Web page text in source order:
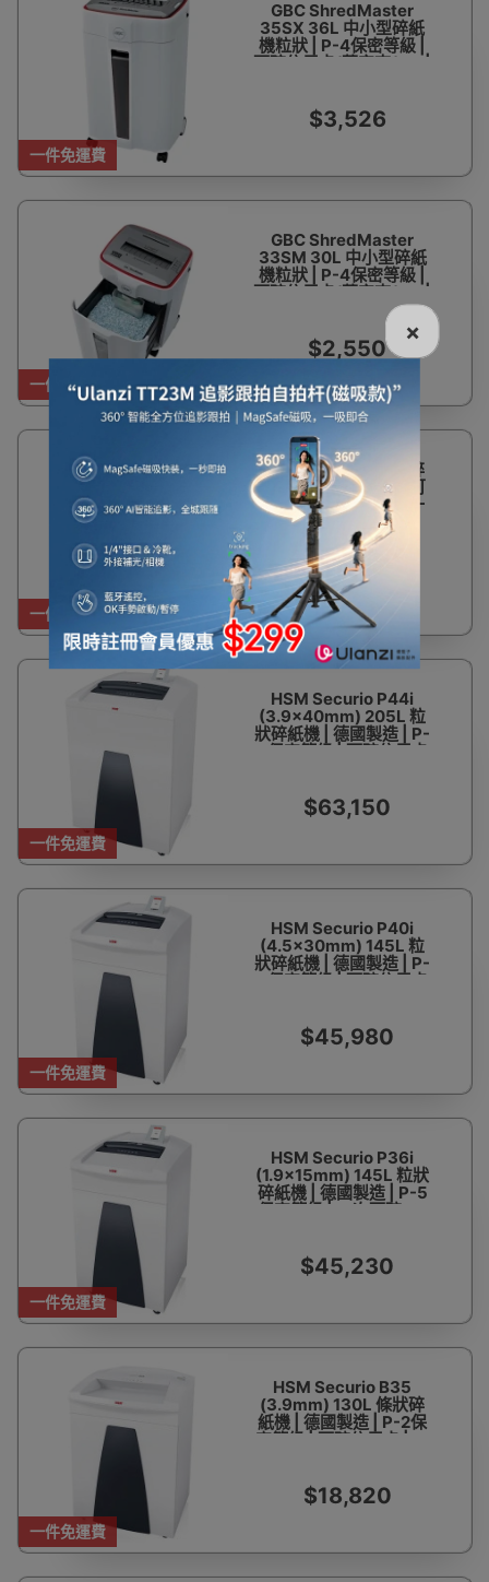
一件免運費
GBC ShredMaster
35SX 36L 中小型碎紙
機粒狀 | P-4保密等級 |
可碎信用卡/萬字夾/CD |
$3,526
一件免運費
GBC ShredMaster
33SM 30L 中小型碎紙
機粒狀 | P-4保密等級 |
可碎信用卡/萬字夾/CD |
一次可碎8-10張紙 | 香
$2,550
一件免運費
KOBRA C4-Hybrid 碎
紙機 (3.5x40mm) | 可
碎12張紙 | 香港行貨 一
年自攜保養
$1,980
一件免運費
HSM Securio P44i
(3.9x40mm) 205L 粒
狀碎紙機 | 德國製造 | P-
4保密等級 | 可碎信用卡
$63,150
一件免運費
HSM Securio P40i
(4.5x30mm) 145L 粒
狀碎紙機 | 德國製造 | P-
4保密等級 | 可碎信用卡
$45,980
一件免運費
HSM Securio P36i
(1.9x15mm) 145L 粒狀
碎紙機 | 德國製造 | P-5
保密等級 | 一次可碎16-
$45,230
一件免運費
HSM Securio B35
(3.9mm) 130L 條狀碎
紙機 | 德國製造 | P-2保
密等級 | 可碎信用卡 | 一
$18,820
×